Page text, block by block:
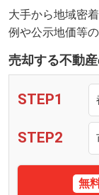
大手から地域密
例や公示地価等
売却する不動
STEP1
STEP2
無